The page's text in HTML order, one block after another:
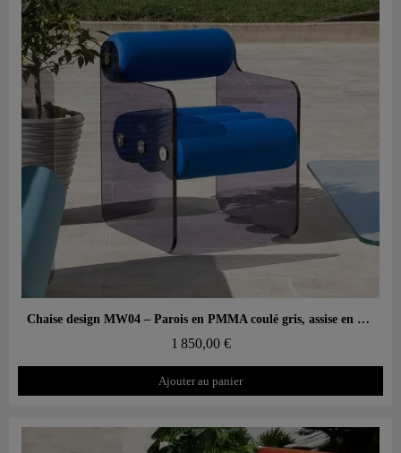
Aperçu rapide Chaise design MW04 – Parois en PMMA coulé gris, assise en mousse alvéolaire
1 850,00 €
Ajouter au panier